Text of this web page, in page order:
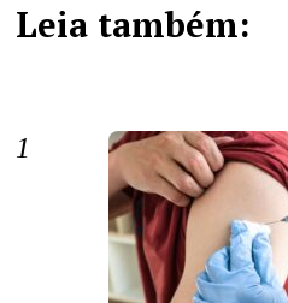
Leia também: